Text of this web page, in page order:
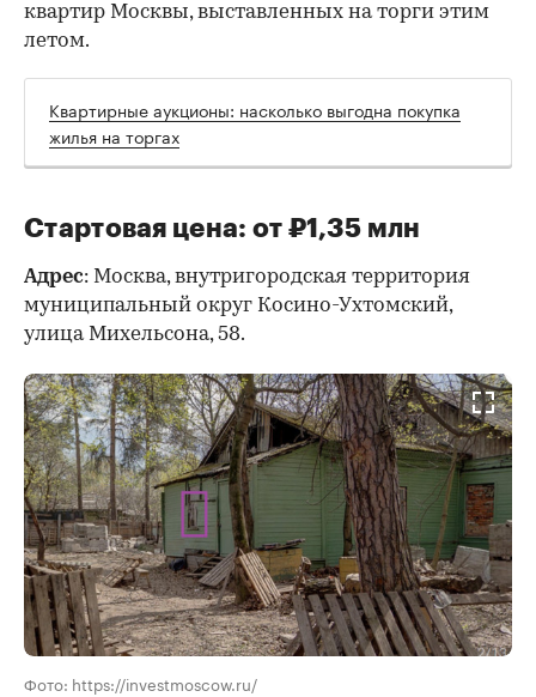
квартир Москвы, выставленных на торги этим
летом.
Квартирные аукционы: насколько выгодна покупка
жилья на торгах
Стартовая цена: от ₽1,35 млн
Адрес: Москва, внутригородская территория
муниципальный округ Косино-Ухтомский,
улица Михельсона, 58.
Фото: https://investmoscow.ru/